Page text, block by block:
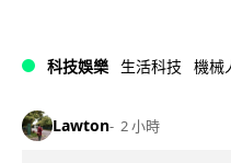
科技娛樂 生活科技 機械
Lawton 2 小時